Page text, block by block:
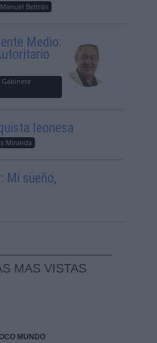
Beltrán
Medio:
Gabinete
leonesa
Miranda
Mi sueño,
MAS VISTAS
MUNDO